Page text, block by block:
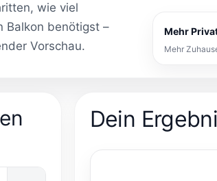
wie viel
Balkon benötigst –
Vorschau.
Mehr
Mehr
Dein